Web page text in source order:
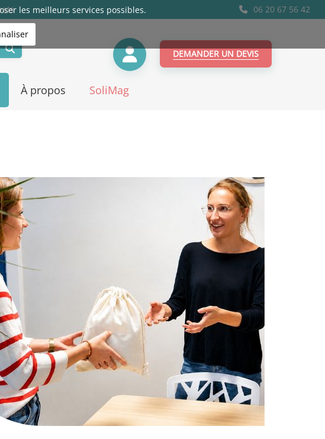
06 20 67 56 42
DEMANDER UN DEVIS
À propos SoliMag
les meilleurs services possibles.